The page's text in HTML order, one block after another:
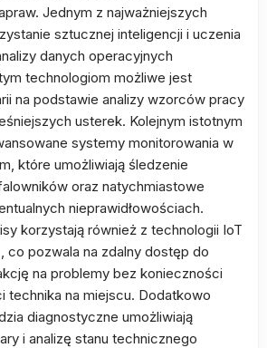
Jednym z najważniejszych
sztucznej inteligencji i uczenia
danych operacyjnych
technologiom możliwe jest
na podstawie analizy wzorców pracy
usterek. Kolejnym istotnym
systemy monitorowania w
które umożliwiają śledzenie
oraz natychmiastowe
nieprawidłowościach.
korzystają również z technologii IoT
co pozwala na zdalny dostęp do
na problemy bez konieczności
technika na miejscu. Dodatkowo
diagnostyczne umożliwiają
i analizę stanu technicznego